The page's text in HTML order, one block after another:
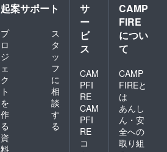
起案サポート
プ
ロ
ジ
ェ
ク
ト
を
作
る
ス
タ
ッ
フ
に
相
談
す
る
資
料
サ
ー
ビ
ス
CAM
PFI
RE
CAM
PFI
RE
コ
CAMP
FIRE
につい
て
CAMP
FIREと
は
あんし
ん・安
全への
取り組